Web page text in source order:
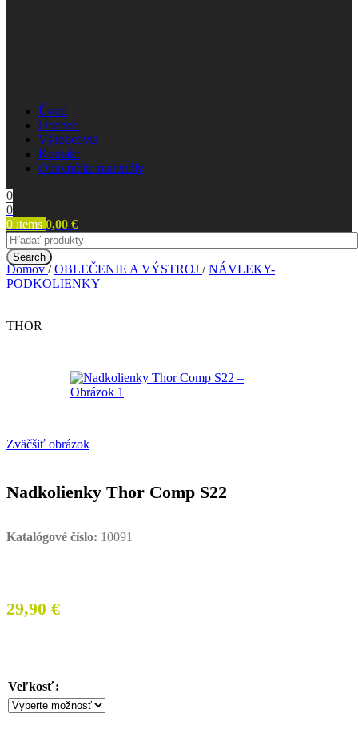
Úvod
Obchod
Výrobcovia
Kontakt
Obuvnícke materiály
0
0
0 items 0,00 €
Search
Domov/ OBLEČENIE A VÝSTROJ / NÁVLEKY-
PODKOLIENKY
THOR
Zväčšiť obrázok
Nadkolienky Thor Comp S22
Katalógové číslo: 10091
29,90 €
Veľkosť